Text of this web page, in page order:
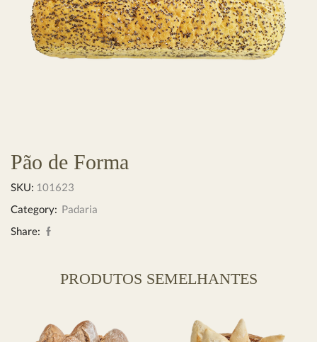
Pão de Forma
SKU: 101623
Category: Padaria
Share:
PRODUTOS SEMELHANTES